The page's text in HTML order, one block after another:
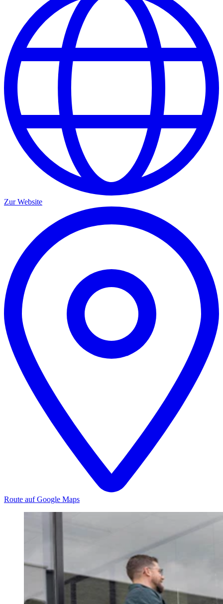
Zur Website
Route auf Google Maps